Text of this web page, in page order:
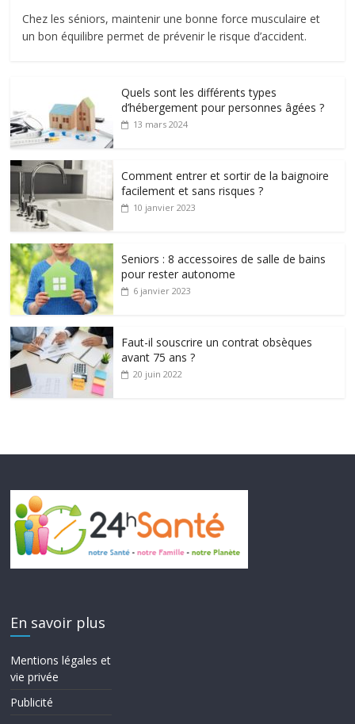
Chez les séniors, maintenir une bonne force musculaire et
un bon équilibre permet de prévenir le risque d’accident.
Quels sont les différents types
d’hébergement pour personnes âgées ?
13 mars 2024
Comment entrer et sortir de la baignoire
facilement et sans risques ?
10 janvier 2023
Seniors : 8 accessoires de salle de bains
pour rester autonome
6 janvier 2023
Faut-il souscrire un contrat obsèques
avant 75 ans ?
20 juin 2022
En savoir plus
Mentions légales et
vie privée
Publicité